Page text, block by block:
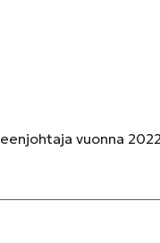
vuonna 2022